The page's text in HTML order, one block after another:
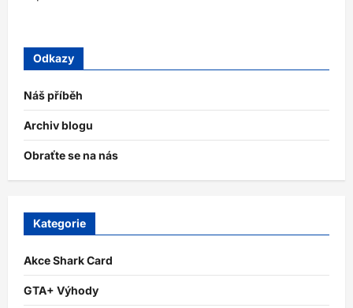
Odkazy
Náš příběh
Archiv blogu
Obraťte se na nás
Kategorie
Akce Shark Card
GTA+ Výhody